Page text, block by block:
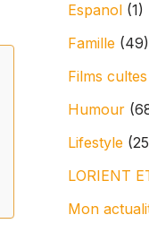
Espanol (1)
Famille (49)
Films cultes
Humour
Lifestyle
LORIENT
Mon